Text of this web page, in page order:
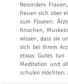
Besonders
freuen sich über
zum Floaten:
Knochen,
wissen, dass sie
sich bei Ihrem
etwas Gutes tun
Meditation und
schulen möchten: